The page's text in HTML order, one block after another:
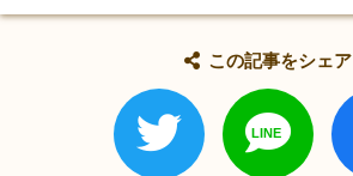
この記事をシェア